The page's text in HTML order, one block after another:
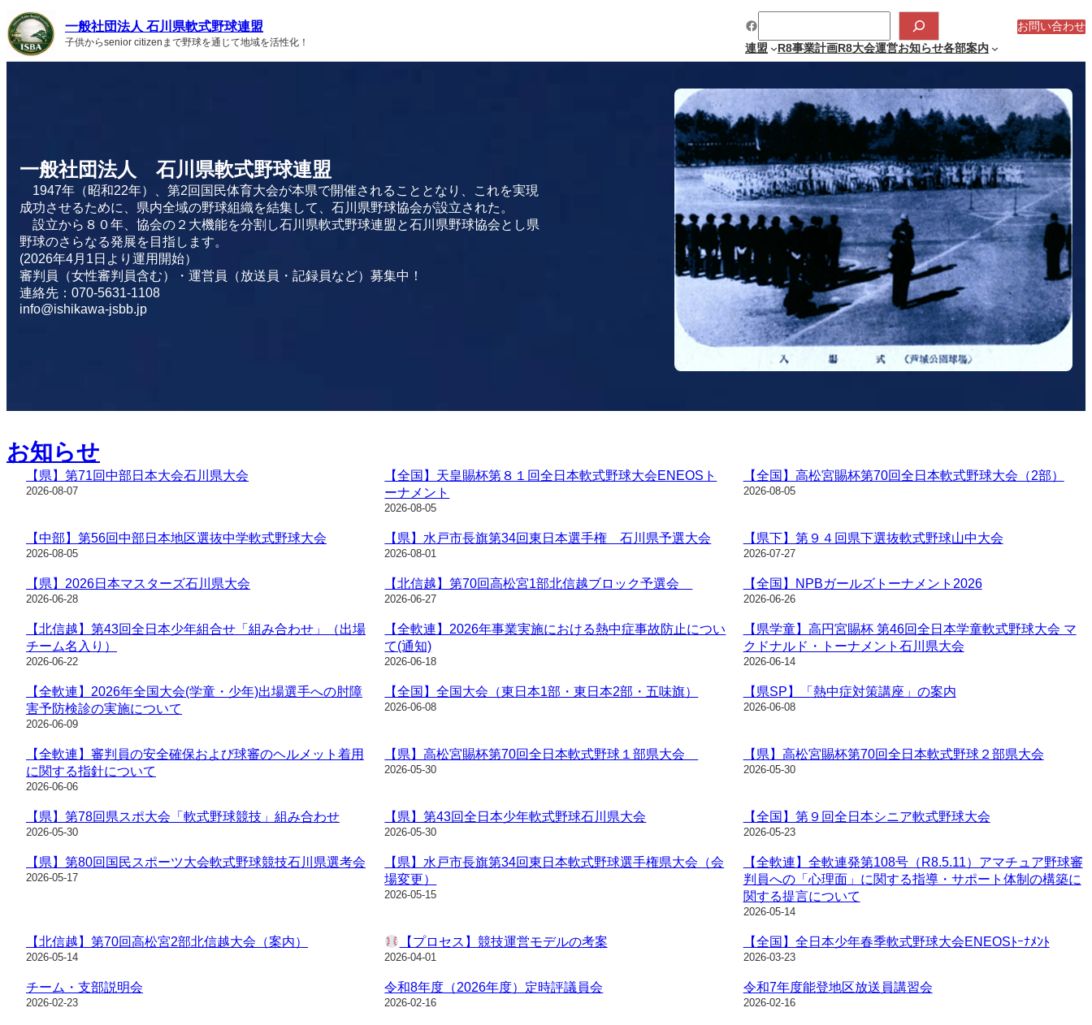
内
容
を
ス
一般社団法人 石川県軟式野球連盟
子供からsenior citizenまで野球を通じて地域を活性化！
Facebook
検
お問い合わせ
連盟
R8事業計画R8大会運営お知らせ各部案内
一般社団法人 石川県軟式野球連盟
1947年（昭和22年）、第2回国民体育大会が本県で開催されることとなり、これを実現
成功させるために、県内全域の野球組織を結集して、石川県野球協会が設立された。
設立から８０年、協会の２大機能を分割し石川県軟式野球連盟と石川県野球協会とし県
野球のさらなる発展を目指します。
(2026年4月1日より運用開始）
審判員（女性審判員含む）・運営員（放送員・記録員など）募集中！
連絡先：070-5631-1108
info@ishikawa-jsbb.jp
お知らせ
【県】第71回中部日本大会石川県大会
2026-08-07
【全国】天皇賜杯第８１回全日本軟式野球大会ENEOSト
ーナメント
2026-08-05
【全国】高松宮賜杯第70回全日本軟式野球大会（2部）
2026-08-05
【中部】第56回中部日本地区選抜中学軟式野球大会
2026-08-05
【県】水戸市長旗第34回東日本選手権 石川県予選大会
2026-08-01
【県下】第９４回県下選抜軟式野球山中大会
2026-07-27
【県】2026日本マスターズ石川県大会
2026-06-28
【北信越】第70回高松宮1部北信越ブロック予選会
2026-06-27
【全国】NPBガールズトーナメント2026
2026-06-26
【北信越】第43回全日本少年組合せ「組み合わせ」（出場
チーム名入り）
2026-06-22
【全軟連】2026年事業実施における熱中症事故防止につい
て(通知)
2026-06-18
【県学童】高円宮賜杯 第46回全日本学童軟式野球大会 マ
クドナルド・トーナメント石川県大会
2026-06-14
【全軟連】2026年全国大会(学童・少年)出場選手への肘障
害予防検診の実施について
2026-06-09
【全国】全国大会（東日本1部・東日本2部・五味旗）
2026-06-08
【県SP】「熱中症対策講座」の案内
2026-06-08
【全軟連】審判員の安全確保および球審のヘルメット着用
に関する指針について
2026-06-06
【県】高松宮賜杯第70回全日本軟式野球１部県大会
2026-05-30
【県】高松宮賜杯第70回全日本軟式野球２部県大会
2026-05-30
【県】第78回県スポ大会「軟式野球競技」組み合わせ
2026-05-30
【県】第43回全日本少年軟式野球石川県大会
2026-05-30
【全国】第９回全日本シニア軟式野球大会
2026-05-23
【県】第80回国民スポーツ大会軟式野球競技石川県選考会
2026-05-17
【県】水戸市長旗第34回東日本軟式野球選手権県大会（会
場変更）
2026-05-15
【全軟連】全軟連発第108号（R8.5.11）アマチュア野球審
判員への「心理面」に関する指導・サポート体制の構築に
関する提言について
2026-05-14
【北信越】第70回高松宮2部北信越大会（案内）
2026-05-14
【プロセス】競技運営モデルの考案
2026-04-01
【全国】全日本少年春季軟式野球大会ENEOSﾄｰﾅﾒﾝﾄ
2026-03-23
チーム・支部説明会
2026-02-23
令和8年度（2026年度）定時評議員会
2026-02-16
令和7年度能登地区放送員講習会
2026-02-16